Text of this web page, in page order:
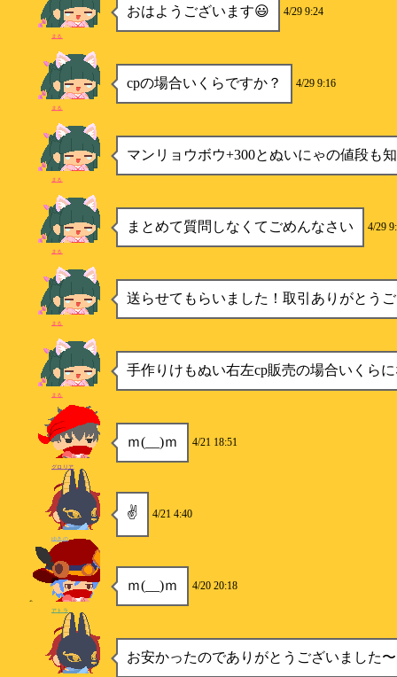
おはようございます😃 4/29 9:24
まる
cpの場合いくらですか？ 4/29 9:16
まる
マンリョウボウ+300とぬいにゃの値段も
まる
まとめて質問しなくてごめんなさい 4/29
まる
送らせてもらいました！取引ありがとう
まる
手作りけもぬい右左cp販売の場合いくら
まる
ｍ(__)ｍ 4/21 18:51
グロリア
✌ 4/21 4:40
ゆきの
ｍ(__)ｍ 4/20 20:18
アトラ
お安かったのでありがとうございました